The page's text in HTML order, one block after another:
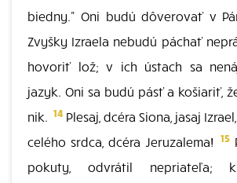
biedny." Oni budú dôverovať v
Zvyšky Izraela nebudú páchať
hovoriť lož; v ich ústach sa
jazyk. Oni sa budú pásť a košiariť,
nik. 14 Plesaj, dcéra Siona, jasaj
celého srdca, dcéra Jeruzalema! 15
pokuty, odvrátil nepriateľa;